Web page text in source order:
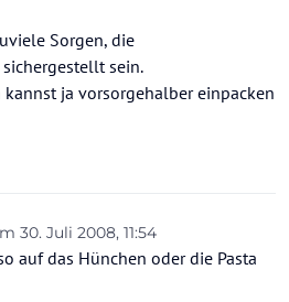
Sorgen, die
sein.
ja vorsorgehalber einpacken
30. Juli 2008, 11:54
von
auf das Hünchen oder die Pasta